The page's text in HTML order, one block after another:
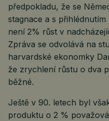
předpokladu, že se
stagnace a s
není 2% růst v
Zpráva se odvolává na
harvardské ekonomky
že zrychlení růstu o dva
běžné.
Ještě v 90. letech byl
produktu o 2 %